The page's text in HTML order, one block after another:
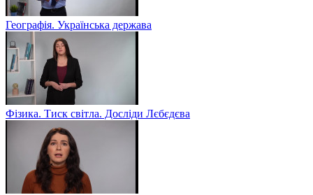
Географія. Українська держава
Фізика. Тиск світла. Досліди Лєбєдєва